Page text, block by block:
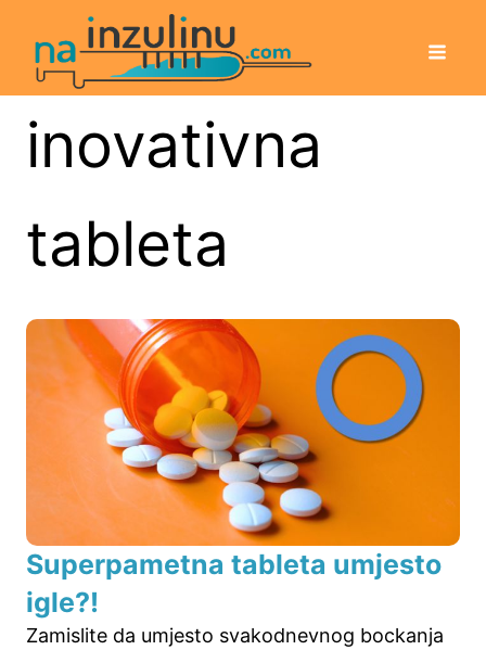
inovativna
tableta
Superpametna tableta umjesto
igle?!
Zamislite da umjesto svakodnevnog bockanja